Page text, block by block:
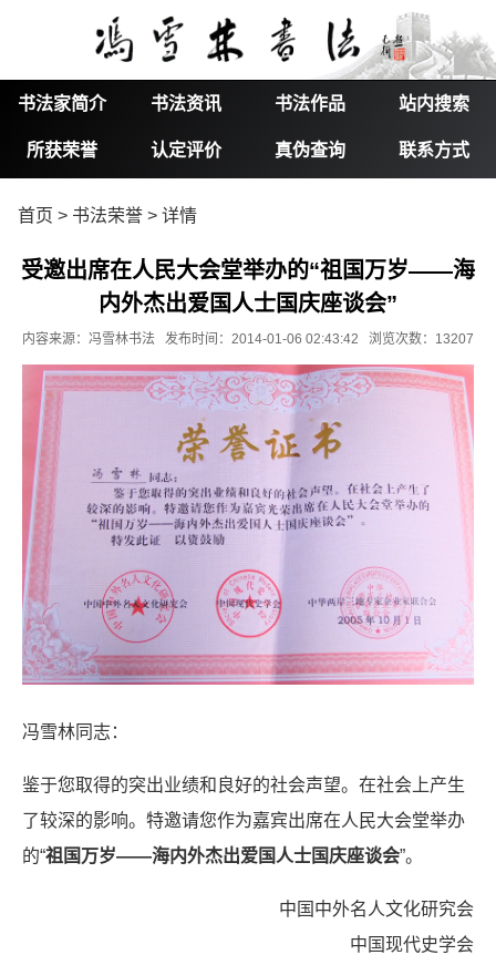
书法家简介 书法资讯 书法作品 站内搜索
所获荣誉 认定评价 真伪查询 联系方式
首页 > 书法荣誉 > 详情
受邀出席在人民大会堂举办的“祖国万岁——海
内外杰出爱国人士国庆座谈会”
内容来源：冯雪林书法 发布时间：2014-01-06 02:43:42 浏览次数：13207
冯雪林同志：
鉴于您取得的突出业绩和良好的社会声望。在社会上产生
了较深的影响。特邀请您作为嘉宾出席在人民大会堂举办
的“祖国万岁——海内外杰出爱国人士国庆座谈会”。
中国中外名人文化研究会
中国现代史学会